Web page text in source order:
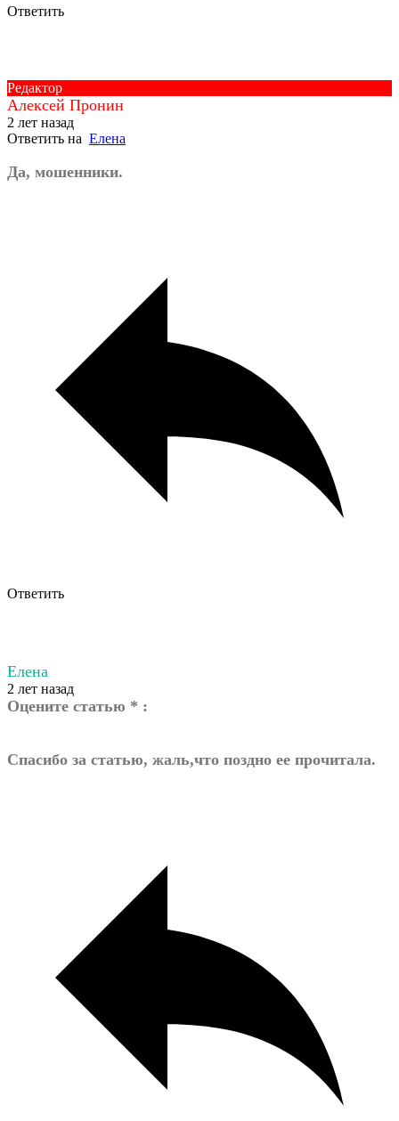
Ответить
Редактор
Алексей Пронин
2 лет назад
Ответить на Елена
Да, мошенники.
Ответить
Елена
2 лет назад
Оцените статью * :
Спасибо за статью, жаль,что поздно ее прочитала.